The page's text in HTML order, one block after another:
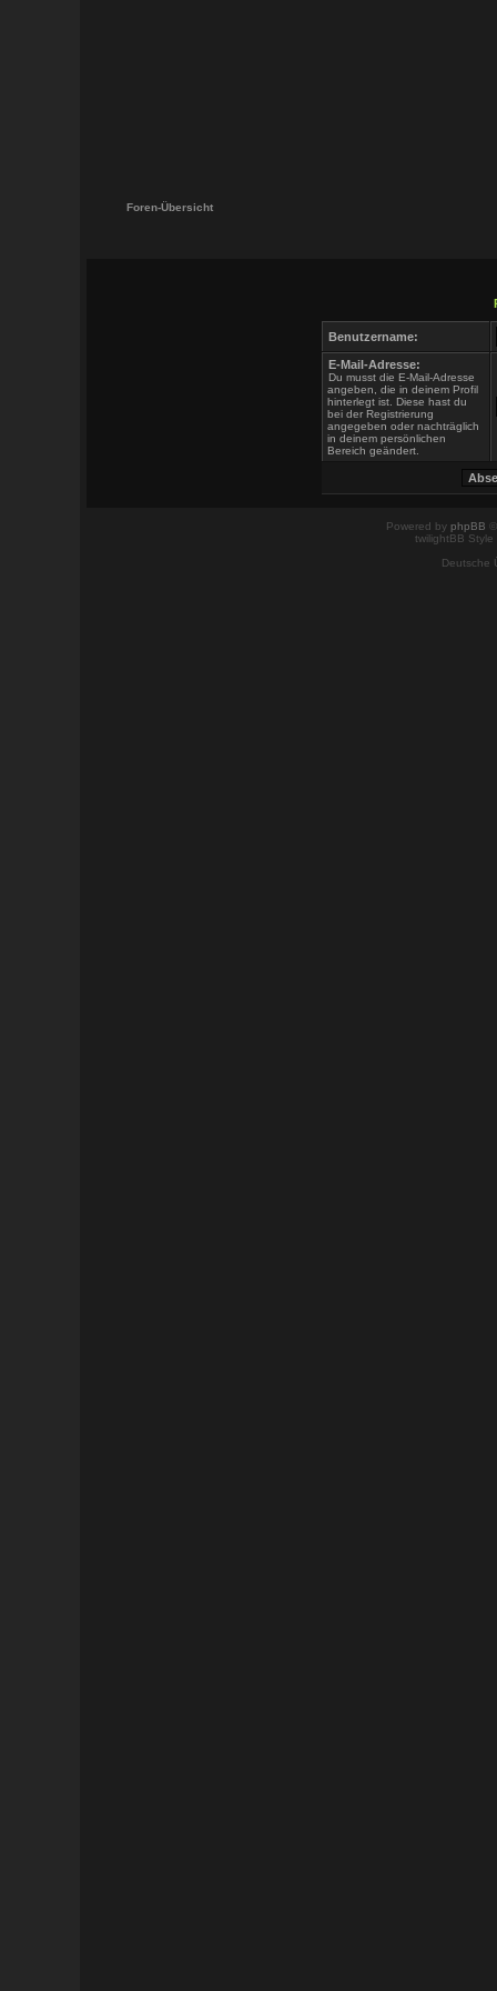
Foren-Übersicht
Benutzername:
E-Mail-Adresse:
Du musst die E-Mail-Adresse
angeben, die in deinem Profil
hinterlegt ist. Diese hast du
bei der Registrierung
angegeben oder nachträglich
in deinem persönlichen
Bereich geändert.
Powered by phpBB
twilightBB
Deutsche